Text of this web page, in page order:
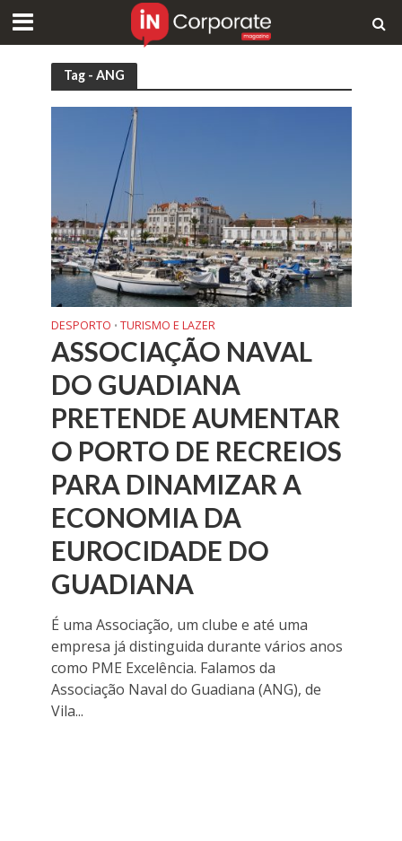
Tag - ANG
DESPORTO • TURISMO E LAZER
ASSOCIAÇÃO NAVAL
DO GUADIANA
PRETENDE AUMENTAR
O PORTO DE RECREIOS
PARA DINAMIZAR A
ECONOMIA DA
EUROCIDADE DO
GUADIANA
É uma Associação, um clube e até uma
empresa já distinguida durante vários anos
como PME Excelência. Falamos da
Associação Naval do Guadiana (ANG), de
Vila...